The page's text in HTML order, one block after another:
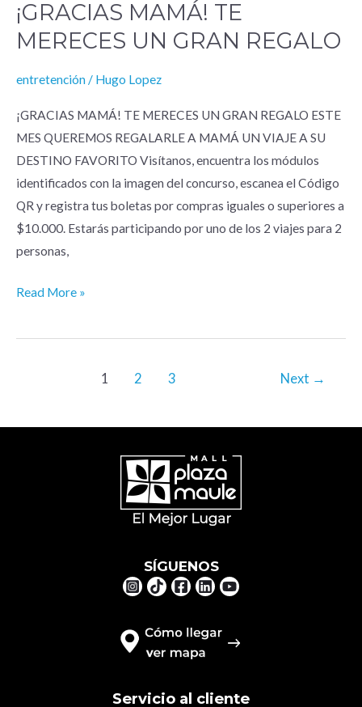
¡GRACIAS MAMÁ! TE
MERECES UN GRAN REGALO
entretención / Hugo Lopez
¡GRACIAS MAMÁ! TE MERECES UN GRAN REGALO ESTE
MES QUEREMOS REGALARLE A MAMÁ UN VIAJE A SU
DESTINO FAVORITO Visítanos, encuentra los módulos
identificados con la imagen del concurso, escanea el Código
QR y registra tus boletas por compras iguales o superiores a
$10.000. Estarás participando por uno de los 2 viajes para 2
personas,
¡GRACIAS
MAMÁ!
MERECES
GRAN
REGALO
Read More »
1 2 3 Next →
Servicio al cliente
SÍGUENOS